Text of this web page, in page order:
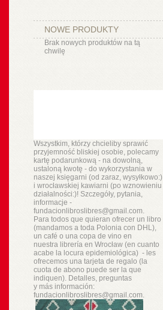
NOWE PRODUKTY
Brak nowych produktów na tą
chwilę
Wszystkim, którzy chcieliby sprawić
przyjemność bliskiej osobie, polecamy
kartę podarunkową - na dowolną,
ustaloną kwotę - do wykorzystania w
naszej księgarni (od zaraz, wysyłkowo:)
i wrocławskiej kawiarni (po wznowieniu
działalności:)! Szczegóły, pytania,
informacje -
fundacionlibroslibres@gmail.com.
Para todos que quieran ofrecer un libro
(mandamos a toda Polonia con DHL),
un café o una copa de vino en
nuestra libreríaen Wrocław (en cuanto
acabe la locura epidemiológica) - les
ofrecemos una tarjeta de regalo (la
cuota de abono puede ser la que
indiquen). Detalles, preguntas
y másinformación:
fundacionlibroslibres@gmail.com.